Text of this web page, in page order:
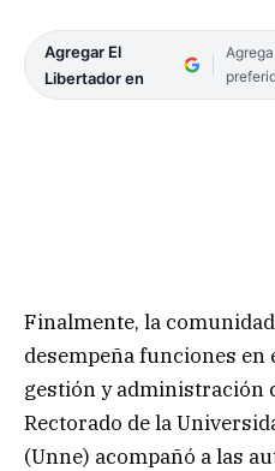
Agregar El
Libertador en
Finalmente, la
desempeña funciones
gestión y administración
Rectorado de la
(Unne) acompañó a las